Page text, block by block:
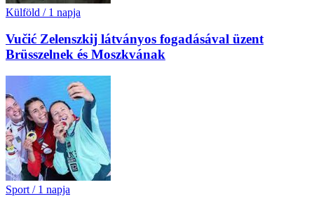
Külföld / 1 napja
Vučić Zelenszkij látványos fogadásával üzent
Brüsszelnek és Moszkvának
Sport / 1 napja